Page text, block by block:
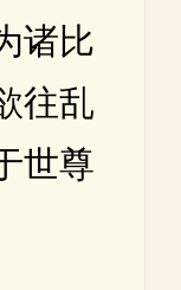
诸比
往乱
世尊